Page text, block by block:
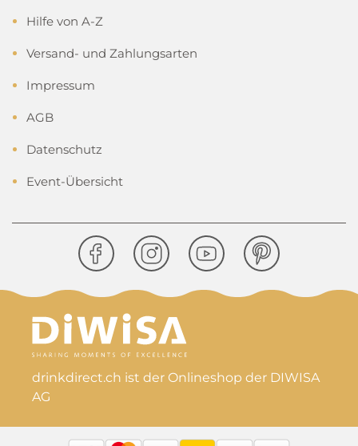
Hilfe von A-Z
Versand- und Zahlungsarten
Impressum
AGB
Datenschutz
Event-Übersicht
drinkdirect.ch ist der Onlineshop der DIWISA
AG